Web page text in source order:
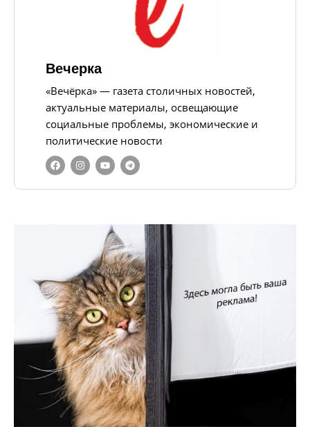
Вечерка
«Вечёрка» — газета столичных новостей,
актуальные материалы, освещающие
социальные проблемы, экономические и
политические новости